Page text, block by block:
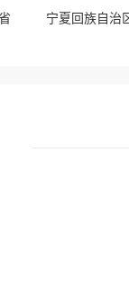
宁夏回族自治